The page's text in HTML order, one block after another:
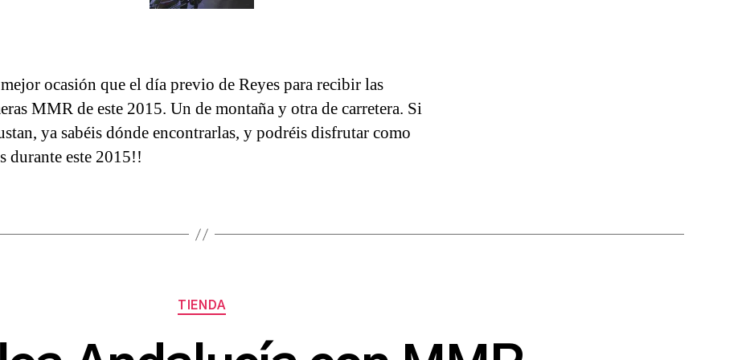
ocasión que el día previo de Reyes para recibir las
MMR de este 2015. Un de montaña y otra de carretera. Si
ya sabéis dónde encontrarlas, y podréis disfrutar como
durante este 2015!!
Categorías
TIENDA